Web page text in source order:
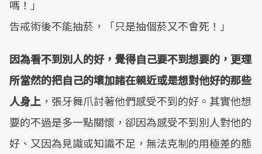
嗎！」
告戒術後不能抽菸，「只是抽個菸又不會死！」
因為看不到別人的好，覺得自己要不到想要的，更理
所當然的把自己的壞加諸在親近或是想對他好的那些
人身上 ，張牙舞爪討著他們感受不到的好。其實他想
要的不過是多一點關懷，卻因為感受不到別人對他的
好、又因為見識或知識不足，無法克制的用極差的態